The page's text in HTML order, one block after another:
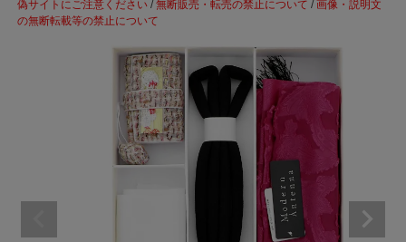
偽サイトにご注意ください /無断販売・転売の禁止について /画像・説明文
の無断転載等の禁止について